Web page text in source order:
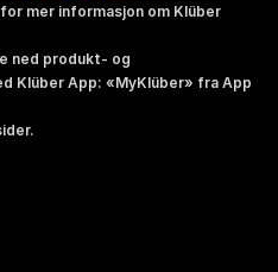
for mer informasjon om Klüber
ned produkt- og
Klüber App: «MyKlüber» fra App
.